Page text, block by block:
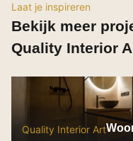
Meubelbeslag
Vloer
Beton Ciré vloeren
PVC vloeren
Gietvloeren
Laat je inspireren
Bekijk meer
Quality Interior
Quality Interior Art